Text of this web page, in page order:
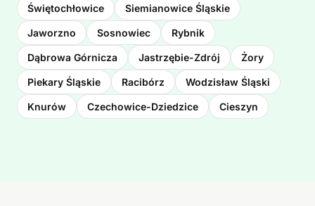
Świętochłowice Siemianowice Śląskie
Jaworzno Sosnowiec Rybnik
Dąbrowa Górnicza Jastrzębie-Zdrój Żory
Piekary Śląskie Racibórz Wodzisław Śląski
Knurów Czechowice-Dziedzice Cieszyn